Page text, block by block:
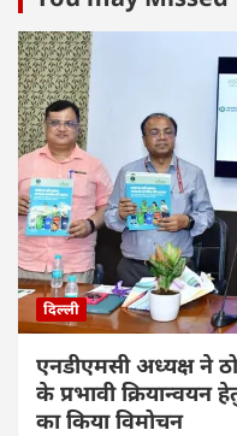
दिल्ली
एनडीएमसी अध्यक्ष ने
के प्रभावी क्रियान्वयन
का किया विमोचन